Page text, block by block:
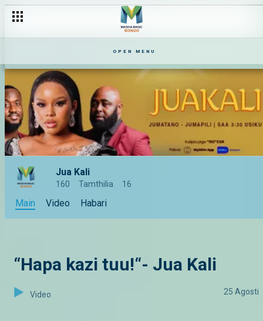
OPEN MENU
Jua Kali
160 Tamthilia 16
Main Video Habari
“Hapa kazi tuu!“- Jua Kali
Video 25 Agosti